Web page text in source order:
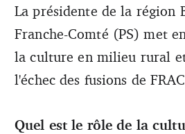
La présidente de la région
(PS) met en avant le rôle de la
revient sur l'échec des fusions de
(DR)
La présidente de la région
Franche-Comté (PS) met
la culture en milieu rural
l'échec des fusions de
Quel est le rôle de la